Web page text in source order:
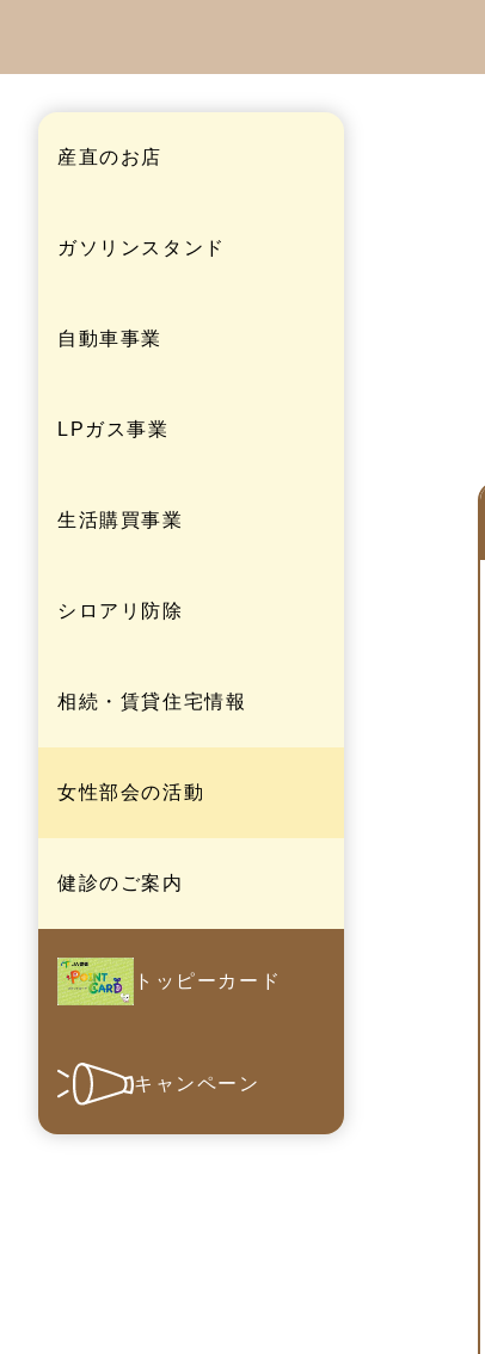
産直のお店
ガソリンスタンド
自動車事業
LPガス事業
生活購買事業
シロアリ防除
相続・賃貸住宅情報
女性部会の活動
健診のご案内
トッピーカード
キャンペーン